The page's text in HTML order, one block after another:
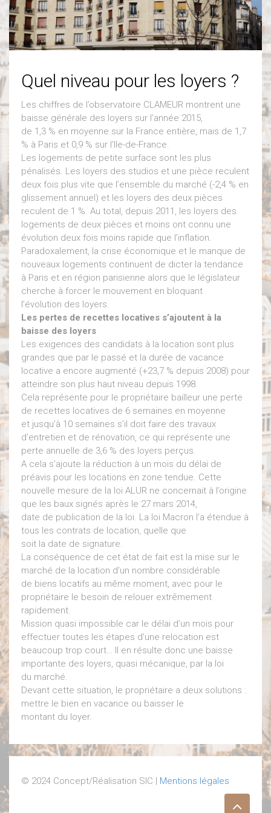
Quel niveau pour les loyers ?
Les chiffres de l’observatoire CLAMEUR montrent une
baisse générale des loyers sur l’année 2015,
de 1,3 % en moyenne sur la France entière, mais de 1,7
% à Paris et 0,9 % sur l’Ile-de-France.
Les logements de petite surface sont les plus
pénalisés. Les loyers des studios et une pièce reculent
deux fois plus vite que l’ensemble du marché (-2,4 % en
glissement annuel) et les loyers des deux pièces
reculent de 1 %. Au total, depuis 2011, les loyers des
logements de deux pièces et moins ont connu une
évolution deux fois moins rapide que l’inflation.
Paradoxalement, la crise économique et le manque de
nouveaux logements continuent de dicter la tendance
à Paris et en région parisienne alors que le législateur
cherche à forcer le mouvement en bloquant
l’évolution des loyers.
Les pertes de recettes locatives s’ajoutent à la
baisse des loyers
Les exigences des candidats à la location sont plus
grandes que par le passé et la durée de vacance
locative a encore augmenté (+23,7 % depuis 2008) pour
atteindre son plus haut niveau depuis 1998.
Cela représente pour le propriétaire bailleur une perte
de recettes locatives de 6 semaines en moyenne
et jusqu’à 10 semaines s’il doit faire des travaux
d’entretien et de rénovation, ce qui représente une
perte annuelle de 3,6 % des loyers perçus.
A cela s’ajoute la réduction à un mois du délai de
préavis pour les locations en zone tendue. Cette
nouvelle mesure de la loi ALUR ne concernait à l’origine
que les baux signés après le 27 mars 2014,
date de publication de la loi. La loi Macron l’a étendue à
tous les contrats de location, quelle que
soit la date de signature.
La conséquence de cet état de fait est la mise sur le
marché de la location d’un nombre considérable
de biens locatifs au même moment, avec pour le
propriétaire le besoin de relouer extrêmement
rapidement.
Mission quasi impossible car le délai d’un mois pour
effectuer toutes les étapes d’une relocation est
beaucoup trop court… Il en résulte donc une baisse
importante des loyers, quasi mécanique, par la loi
du marché.
Devant cette situation, le propriétaire a deux solutions :
mettre le bien en vacance ou baisser le
montant du loyer.
© 2024 Concept/Réalisation SIC | Mentions légales